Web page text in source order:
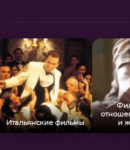
человека во
творческая
Итальянские фильмы
и